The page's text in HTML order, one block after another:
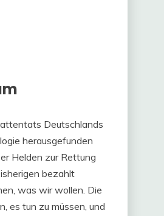
Deutschlands
herausgefunden
Helden zur Rettung
bezahlt
was wir wollen. Die
es tun zu müssen, und